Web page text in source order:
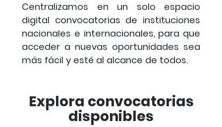
Centralizamos en un solo espacio
digital convocatorias de instituciones
nacionales e internacionales, para que
acceder a nuevas oportunidades sea
más fácil y esté al alcance de todos.
Explora convocatorias
disponibles